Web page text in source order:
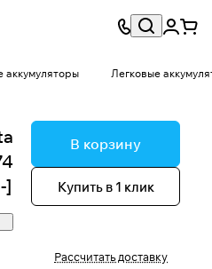
аккумуляторы Легковые
]
В корзину
Купить в 1 клик
Рассчитать доставку